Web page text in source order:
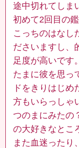
途中切れてしま
初めて2回目の
こっちのはなし
ださいますし、
足度が高いです。
たまに彼を思っ
ドをきりはじめ
方もいらっしゃ
つのまにみたの
の大好きなとこ
また血迷ったり